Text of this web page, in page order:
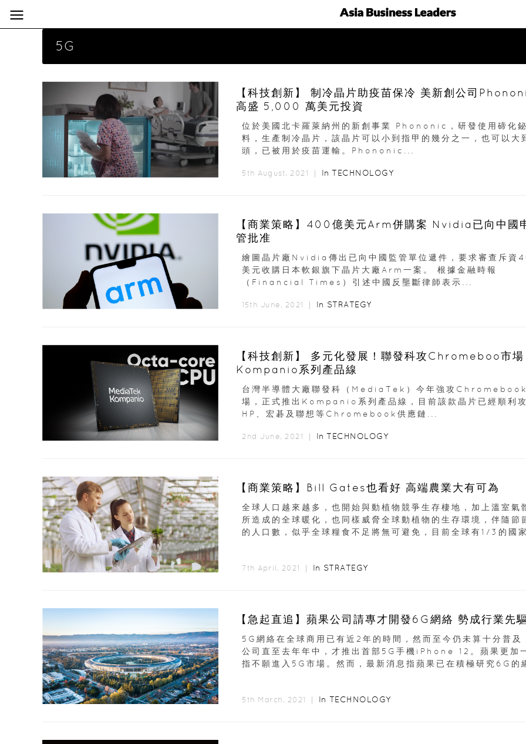
5G
【科技創新】 制冷晶片助疫苗保冷 美新創公司Phononic獲
高盛 5,000 萬美元投資
位於美國北卡羅萊納州的新創事業 Phononic，研發使用碲化
料，生產制冷晶片，該晶片可以小到指甲的幾分之一，也可以大
頭，已被用於疫苗運輸。Phononic...
5th August, 2021 ｜ In TECHNOLOGY
【商業策略】400億美元Arm併購案 Nvidia已向中國申請監
管批准
繪圖晶片廠Nvidia傳出已向中國監管單位遞件，要求審查斥資
美元收購日本軟銀旗下晶片大廠Arm一案。 根據金融時報
（Financial Times）引述中國反壟斷律師表示...
15th June, 2021 ｜ In STRATEGY
【科技創新】 多元化發展！聯發科攻Chromeboo市場
Kompanio系列產品線
台灣半導體大廠聯發科（MediaTek）今年強攻
場，正式推出Kompanio系列產品線，目前該款晶片已經順利攻
HP、宏碁及聯想等Chromebook供應鏈...
2nd June, 2021 ｜ In TECHNOLOGY
【商業策略】Bill Gates也看好 高端農業大有可為
全球人口越來越多，也開始與動植物競爭生存棲地，加上溫室氣
所造成的全球暖化，也同樣威脅全球動植物的生存環境，伴隨節
的人口數，似乎全球糧食不足將無可避免，目前全球有1/3的國
7th April, 2021 ｜ In STRATEGY
【急起直追】蘋果公司請專才開發6G網絡 勢成行業先驅
5G網絡在全球商用已有近2年的時間，然而至今仍未算十分普及
公司直至去年年中，才推出首部5G手機iPhone 12。蘋果更加
指不願進入5G市場。然而，最新消息指蘋果已在積極研究6G的
5th March, 2021 ｜ In TECHNOLOGY